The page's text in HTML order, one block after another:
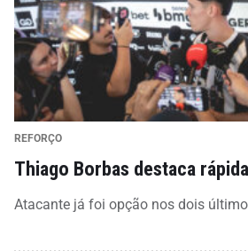
REFORÇO
Thiago Borbas destaca
Atacante já foi opção nos dois